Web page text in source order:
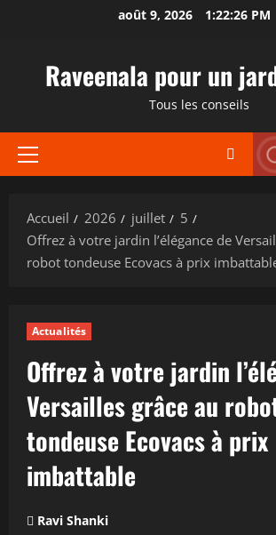
août 9, 2026 1:22:27 PM
Raveenala pour un
Tous les conseils
Menu
Accueil 2026 juillet
5
Offrez à votre jardin l’élégance de
robot tondeuse Ecovacs à prix
Actualités
Offrez à votre jardin
Versailles grâce au
tondeuse Ecovacs à prix
imbattable
Ravi Shanki